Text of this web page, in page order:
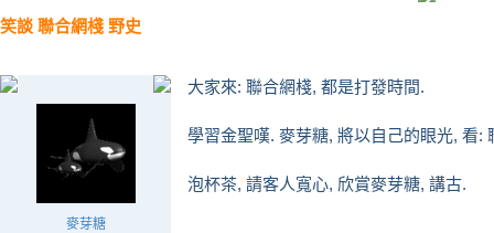
笑談 聯合網棧 野史
麥芽糖
大家來: 聯合網棧, 都是打發時間.
學習金聖嘆. 麥芽糖, 將以自己的眼光, 看:
泡杯茶, 請客人寬心, 欣賞麥芽糖, 講古.